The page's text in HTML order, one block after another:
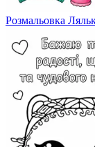
Розмальовка